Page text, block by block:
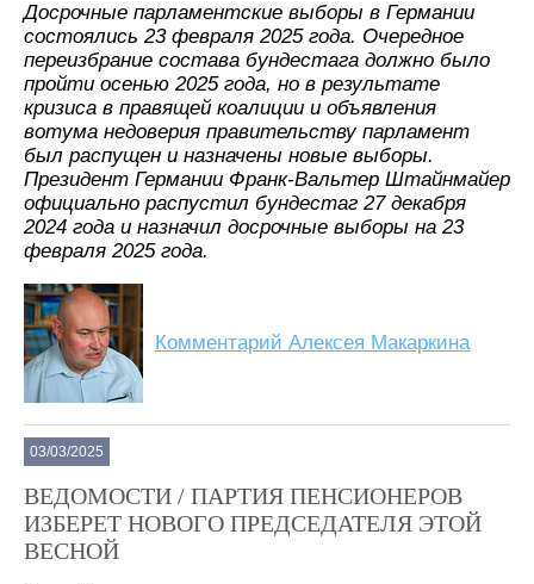
Досрочные парламентские выборы в Германии
состоялись 23 февраля 2025 года. Очередное
переизбрание состава бундестага должно было
пройти осенью 2025 года, но в результате
кризиса в правящей коалиции и объявления
вотума недоверия правительству парламент
был распущен и назначены новые выборы.
Президент Германии Франк-Вальтер Штайнмайер
официально распустил бундестаг 27 декабря
2024 года и назначил досрочные выборы на 23
февраля 2025 года.
Комментарий Алексея Макаркина
03/03/2025
ВЕДОМОСТИ / ПАРТИЯ ПЕНСИОНЕРОВ
ИЗБЕРЕТ НОВОГО ПРЕДСЕДАТЕЛЯ ЭТОЙ
ВЕСНОЙ